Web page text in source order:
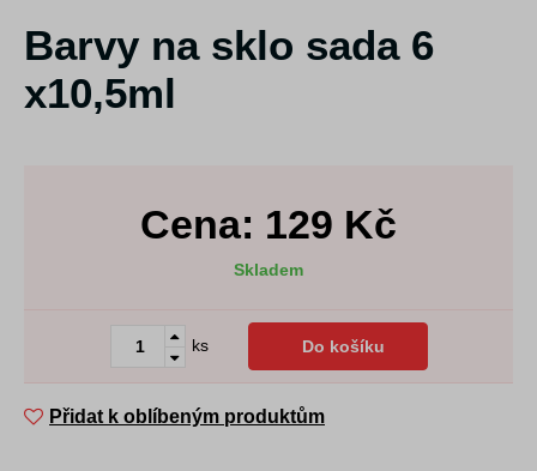
Barvy na sklo sada 6
x10,5ml
Cena: 129 Kč
Skladem
ks Do košíku
Přidat k oblíbeným produktům